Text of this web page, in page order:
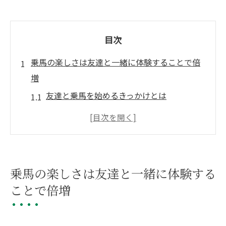
目次
乗馬の楽しさは友達と一緒に体験することで倍
増
友達と乗馬を始めるきっかけとは
乗馬で友達と共有する特別な瞬間
友達と乗るときの楽しさ
乗馬を友達と計画する際のポイント
初めての乗馬を友達と楽しむための基本ステッ
乗馬の楽しさは友達と一緒に体験する
ことで倍増